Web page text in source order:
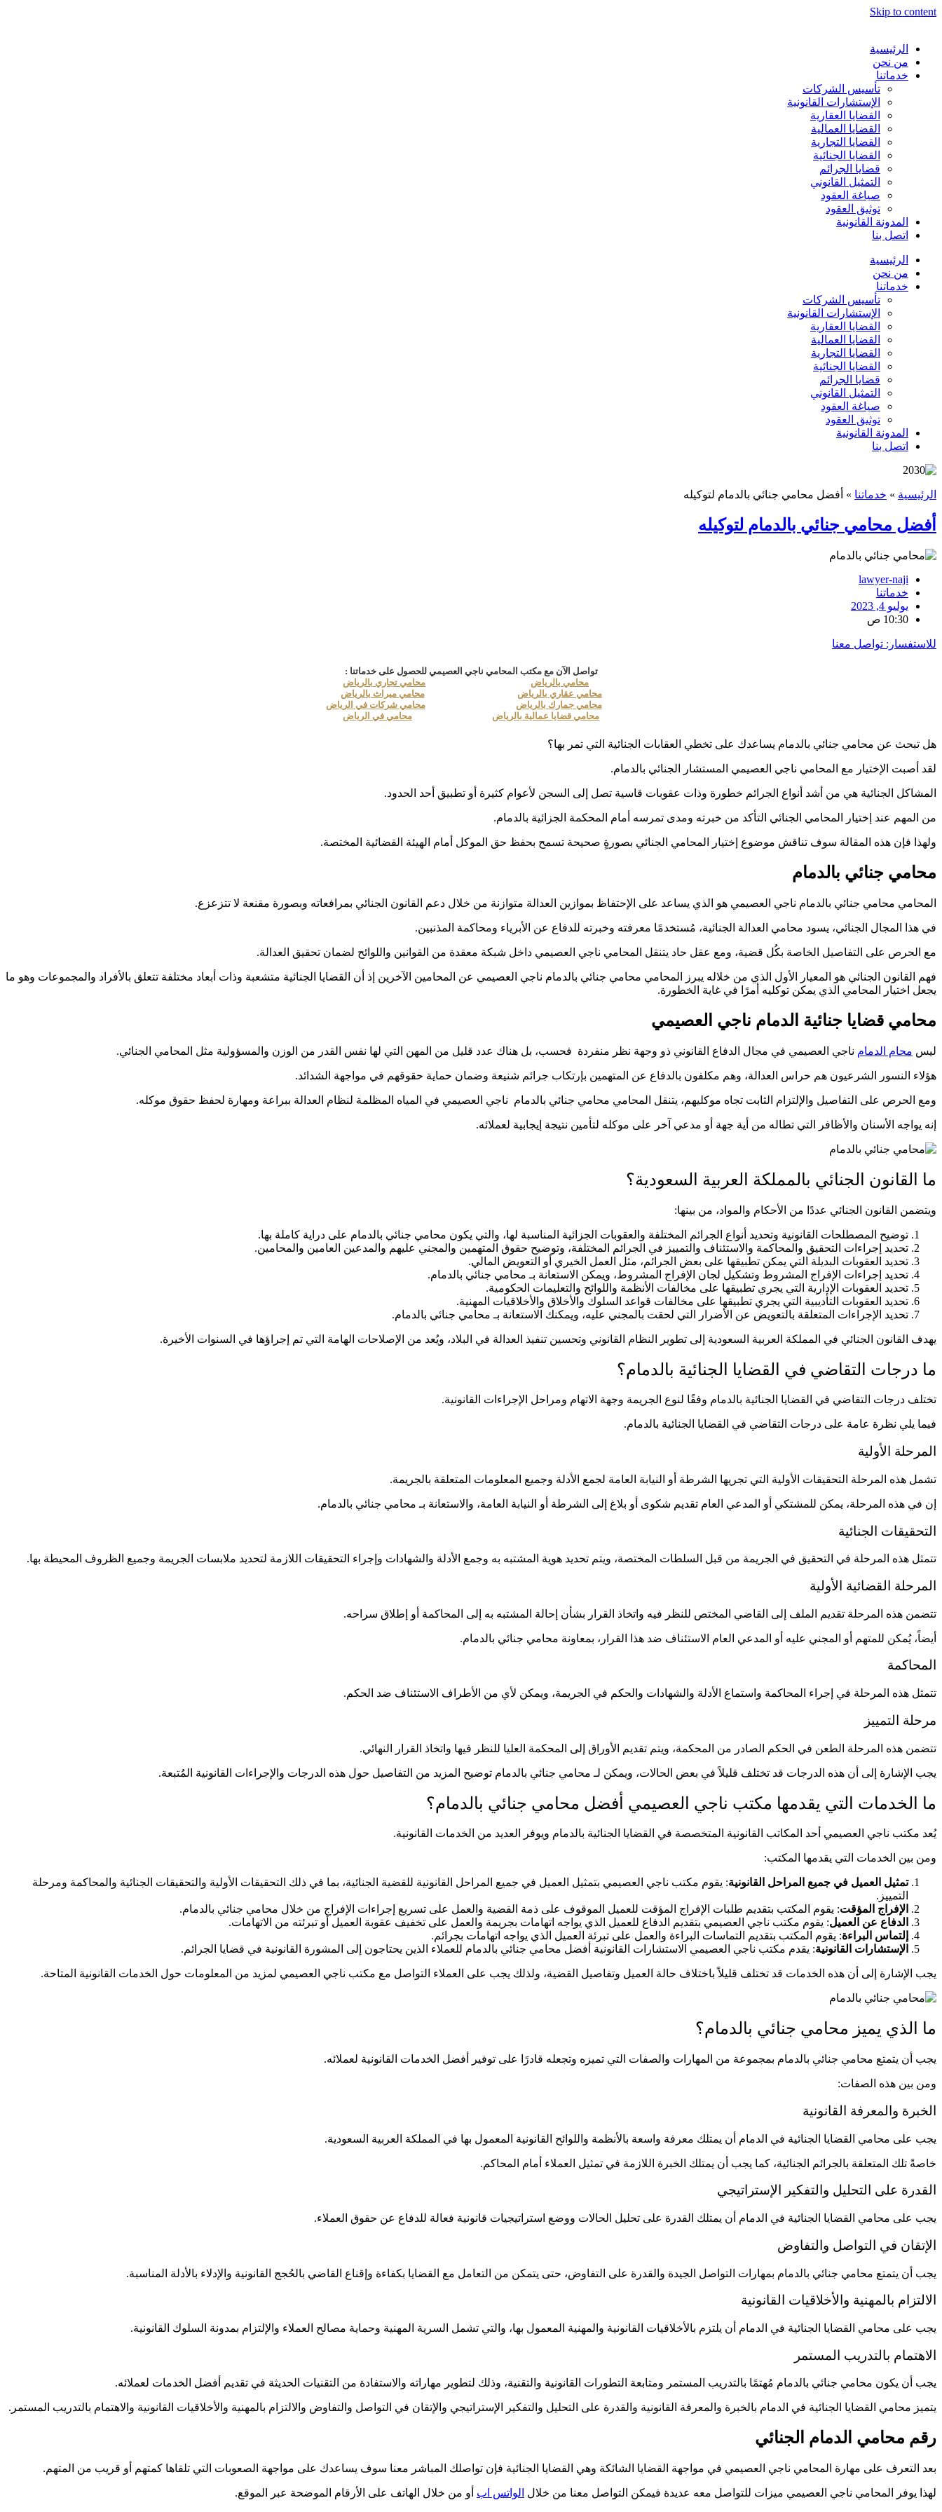
Skip to content
الرئيسية
من نحن
خدماتنا
تأسيس الشركات
الإستشارات القانونية
القضايا العقارية
القضايا العمالية
القضايا التجارية
القضايا الجنائية
قضايا الجرائم
التمثيل القانوني
صياغة العقود
توثيق العقود
المدونة القانونية
اتصل بنا
الرئيسية
من نحن
خدماتنا
تأسيس الشركات
الإستشارات القانونية
القضايا العقارية
القضايا العمالية
القضايا التجارية
القضايا الجنائية
قضايا الجرائم
التمثيل القانوني
صياغة العقود
توثيق العقود
المدونة القانونية
اتصل بنا
الرئيسية » خدماتنا » أفضل محامي جنائي بالدمام لتوكيله
أفضل محامي جنائي بالدمام لتوكيله
lawyer-naji
خدماتنا
يوليو 4, 2023
10:30 ص
للاستفسار: تواصل معنا
تواصل الآن مع مكتب المحامي ناجي العصيمي للحصول على خدماتنا :
محامي بالرياض
محامي تجاري بالرياض
محامي عقاري بالرياض
محامي ميراث بالرياض
محامي جمارك بالرياض
محامي شركات في الرياض
محامي قضايا عمالية بالرياض
محامي في الرياض
هل تبحث عن محامي جنائي بالدمام يساعدك على تخطي العقابات الجنائية التي تمر بها؟
لقد أصبت الإختيار مع المحامي ناجي العصيمي المستشار الجنائي بالدمام.
المشاكل الجنائية هي من أشد أنواع الجرائم خطورة وذات عقوبات قاسية تصل إلى السجن لأعوام كثيرة أو تطبيق أحد الحدود.
من المهم عند إختيار المحامي الجنائي التأكد من خبرته ومدى تمرسه أمام المحكمة الجزائية بالدمام.
ولهذا فإن هذه المقالة سوف تناقش موضوع إختيار المحامي الجنائي بصورةٍ صحيحة تسمح بحفظ حق الموكل أمام الهيئة القضائية المختصة.
محامي جنائي بالدمام
المحامي محامي جنائي بالدمام ناجي العصيمي هو الذي يساعد على الإحتفاظ بموازين العدالة متوازنة من خلال دعم القانون الجنائي بمرافعاته وبصورة مقنعة لا تتزعزع.
في هذا المجال الجنائي، يسود محامي العدالة الجنائية، مُستخدمًا معرفته وخبرته للدفاع عن الأبرياء ومحاكمة المذنبين.
مع الحرص على التفاصيل الخاصة بكُل قضية، ومع عقل حاد يتنقل المحامي ناجي العصيمي داخل شبكة معقدة من القوانين واللوائح لضمان تحقيق العدالة.
فهم القانون الجنائي هو المعيار الأول الذي من خلاله يبرز المحامي محامي جنائي بالدمام ناجي العصيمي عن المحامين الآخرين إذ أن القضايا الجنائية متشعبة وذات أبعاد مختلفة تتعلق بالأفراد والمجموعات وهو ما
يجعل اختيار المحامي الذي يمكن توكليه أمرًا في غاية الخطورة.
محامي قضايا جنائية الدمام ناجي العصيمي
ليس محام الدمام ناجي العصيمي في مجال الدفاع القانوني ذو وجهة نظر منفردة فحسب، بل هناك عدد قليل من المهن التي لها نفس القدر من الوزن والمسؤولية مثل المحامي الجنائي.
هؤلاء النسور الشرعيون هم حراس العدالة، وهم مكلفون بالدفاع عن المتهمين بإرتكاب جرائم شنيعة وضمان حماية حقوقهم في مواجهة الشدائد.
ومع الحرص على التفاصيل والإلتزام الثابت تجاه موكليهم، يتنقل المحامي محامي جنائي بالدمام ناجي العصيمي في المياه المظلمة لنظام العدالة ببراعة ومهارة لحفظ حقوق موكله.
إنه يواجه الأسنان والأظافر التي تطاله من أية جهة أو مدعي آخر على موكله لتأمين نتيجة إيجابية لعملائه.
ما القانون الجنائي بالمملكة العربية السعودية؟
ويتضمن القانون الجنائي عددًا من الأحكام والمواد، من بينها:
توضيح المصطلحات القانونية وتحديد أنواع الجرائم المختلفة والعقوبات الجزائية المناسبة لها، والتي يكون محامي جنائي بالدمام على دراية كاملة بها.
تحديد إجراءات التحقيق والمحاكمة والاستئناف والتمييز في الجرائم المختلفة، وتوضيح حقوق المتهمين والمجني عليهم والمدعين العامين والمحامين.
تحديد العقوبات البديلة التي يمكن تطبيقها على بعض الجرائم، مثل العمل الخيري أو التعويض المالي.
تحديد إجراءات الإفراج المشروط وتشكيل لجان الإفراج المشروط، ويمكن الاستعانة بـ محامي جنائي بالدمام.
تحديد العقوبات الإدارية التي يجري تطبيقها على مخالفات الأنظمة واللوائح والتعليمات الحكومية.
تحديد العقوبات التأديبية التي يجري تطبيقها على مخالفات قواعد السلوك والأخلاق والأخلاقيات المهنية.
تحديد الإجراءات المتعلقة بالتعويض عن الأضرار التي لحقت بالمجني عليه، ويمكنك الاستعانة بـ محامي جنائي بالدمام.
يهدف القانون الجنائي في المملكة العربية السعودية إلى تطوير النظام القانوني وتحسين تنفيذ العدالة في البلاد، ويُعد من الإصلاحات الهامة التي تم إجراؤها في السنوات الأخيرة.
ما درجات التقاضي في القضايا الجنائية بالدمام؟
تختلف درجات التقاضي في القضايا الجنائية بالدمام وفقًا لنوع الجريمة وجهة الاتهام ومراحل الإجراءات القانونية.
فيما يلي نظرة عامة على درجات التقاضي في القضايا الجنائية بالدمام.
المرحلة الأولية
تشمل هذه المرحلة التحقيقات الأولية التي تجريها الشرطة أو النيابة العامة لجمع الأدلة وجميع المعلومات المتعلقة بالجريمة.
إن في هذه المرحلة، يمكن للمشتكي أو المدعي العام تقديم شكوى أو بلاغ إلى الشرطة أو النيابة العامة، والاستعانة بـ محامي جنائي بالدمام.
التحقيقات الجنائية
تتمثل هذه المرحلة في التحقيق في الجريمة من قبل السلطات المختصة، ويتم تحديد هوية المشتبه به وجمع الأدلة والشهادات وإجراء التحقيقات اللازمة لتحديد ملابسات الجريمة وجميع الظروف المحيطة بها.
المرحلة القضائية الأولية
تتضمن هذه المرحلة تقديم الملف إلى القاضي المختص للنظر فيه واتخاذ القرار بشأن إحالة المشتبه به إلى المحاكمة أو إطلاق سراحه.
أيضاً، يُمكن للمتهم أو المجني عليه أو المدعي العام الاستئناف ضد هذا القرار، بمعاونة محامي جنائي بالدمام.
المحاكمة
تتمثل هذه المرحلة في إجراء المحاكمة واستماع الأدلة والشهادات والحكم في الجريمة، ويمكن لأي من الأطراف الاستئناف ضد الحكم.
مرحلة التمييز
تتضمن هذه المرحلة الطعن في الحكم الصادر من المحكمة، ويتم تقديم الأوراق إلى المحكمة العليا للنظر فيها واتخاذ القرار النهائي.
يجب الإشارة إلى أن هذه الدرجات قد تختلف قليلاً في بعض الحالات، ويمكن لـ محامي جنائي بالدمام توضيح المزيد من التفاصيل حول هذه الدرجات والإجراءات القانونية المُتبعة.
ما الخدمات التي يقدمها مكتب ناجي العصيمي أفضل محامي جنائي بالدمام؟
يُعد مكتب ناجي العصيمي أحد المكاتب القانونية المتخصصة في القضايا الجنائية بالدمام ويوفر العديد من الخدمات القانونية.
ومن بين الخدمات التي يقدمها المكتب:
تمثيل العميل في جميع المراحل القانونية: يقوم مكتب ناجي العصيمي بتمثيل العميل في جميع المراحل القانونية للقضية الجنائية، بما في ذلك التحقيقات الأولية والتحقيقات الجنائية والمحاكمة ومرحلة
التمييز.
الإفراج المؤقت: يقوم المكتب بتقديم طلبات الإفراج المؤقت للعميل الموقوف على ذمة القضية والعمل على تسريع إجراءات الإفراج من خلال محامي جنائي بالدمام.
الدفاع عن العميل: يقوم مكتب ناجي العصيمي بتقديم الدفاع للعميل الذي يواجه اتهامات بجريمة والعمل على تخفيف عقوبة العميل أو تبرئته من الاتهامات.
إلتماس البراءة: يقوم المكتب بتقديم التماسات البراءة والعمل على تبرئة العميل الذي يواجه اتهامات بجرائم.
الإستشارات القانونية: يقدم مكتب ناجي العصيمي الاستشارات القانونية أفضل محامي جنائي بالدمام للعملاء الذين يحتاجون إلى المشورة القانونية في قضايا الجرائم.
يجب الإشارة إلى أن هذه الخدمات قد تختلف قليلاً باختلاف حالة العميل وتفاصيل القضية، ولذلك يجب على العملاء التواصل مع مكتب ناجي العصيمي لمزيد من المعلومات حول الخدمات القانونية المتاحة.
ما الذي يميز محامي جنائي بالدمام؟
يجب أن يتمتع محامي جنائي بالدمام بمجموعة من المهارات والصفات التي تميزه وتجعله قادرًا على توفير أفضل الخدمات القانونية لعملائه.
ومن بين هذه الصفات:
الخبرة والمعرفة القانونية
يجب على محامي القضايا الجنائية في الدمام أن يمتلك معرفة واسعة بالأنظمة واللوائح القانونية المعمول بها في المملكة العربية السعودية.
خاصةً تلك المتعلقة بالجرائم الجنائية، كما يجب أن يمتلك الخبرة اللازمة في تمثيل العملاء أمام المحاكم.
القدرة على التحليل والتفكير الإستراتيجي
يجب على محامي القضايا الجنائية في الدمام أن يمتلك القدرة على تحليل الحالات ووضع استراتيجيات قانونية فعالة للدفاع عن حقوق العملاء.
الإتقان في التواصل والتفاوض
يجب أن يتمتع محامي جنائي بالدمام بمهارات التواصل الجيدة والقدرة على التفاوض، حتى يتمكن من التعامل مع القضايا بكفاءة وإقناع القاضي بالحُجج القانونية والإدلاء بالأدلة المناسبة.
الالتزام بالمهنية والأخلاقيات القانونية
يجب على محامي القضايا الجنائية في الدمام أن يلتزم بالأخلاقيات القانونية والمهنية المعمول بها، والتي تشمل السرية المهنية وحماية مصالح العملاء والإلتزام بمدونة السلوك القانونية.
الاهتمام بالتدريب المستمر
يجب أن يكون محامي جنائي بالدمام مُهتمًا بالتدريب المستمر ومتابعة التطورات القانونية والتقنية، وذلك لتطوير مهاراته والاستفادة من التقنيات الحديثة في تقديم أفضل الخدمات لعملائه.
يتميز محامي القضايا الجنائية في الدمام بالخبرة والمعرفة القانونية والقدرة على التحليل والتفكير الإستراتيجي والإتقان في التواصل والتفاوض والالتزام بالمهنية والأخلاقيات القانونية والاهتمام بالتدريب المستمر.
رقم محامي الدمام الجنائي
بعد التعرف على مهارة المحامي ناجي العصيمي في مواجهة القضايا الشائكة وهي القضايا الجنائية فإن تواصلك المباشر معنا سوف يساعدك على مواجهة الصعوبات التي تلقاها كمتهم أو قريب من المتهم.
لهذا يوفر المحامي ناجي العصيمي ميزات للتواصل معه عديدة فيمكن التواصل معنا من خلال الواتس اب أو من خلال الهاتف على الأرقام الموضحة عبر الموقع.